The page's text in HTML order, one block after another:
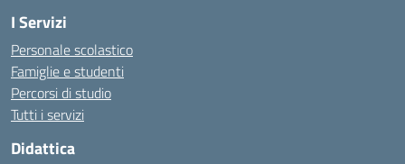
I Servizi
Personale scolastico
Famiglie e studenti
Percorsi di studio
Tutti i servizi
Didattica